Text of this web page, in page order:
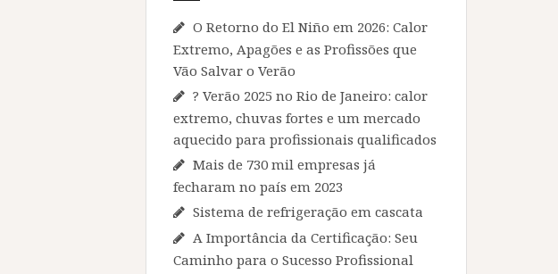
O Retorno do El Niño em 2026: Calor
Extremo, Apagões e as Profissões que
Vão Salvar o Verão
? Verão 2025 no Rio de Janeiro: calor
extremo, chuvas fortes e um mercado
aquecido para profissionais qualificados
Mais de 730 mil empresas já
fecharam no país em 2023
Sistema de refrigeração em cascata
A Importância da Certificação: Seu
Caminho para o Sucesso Profissional